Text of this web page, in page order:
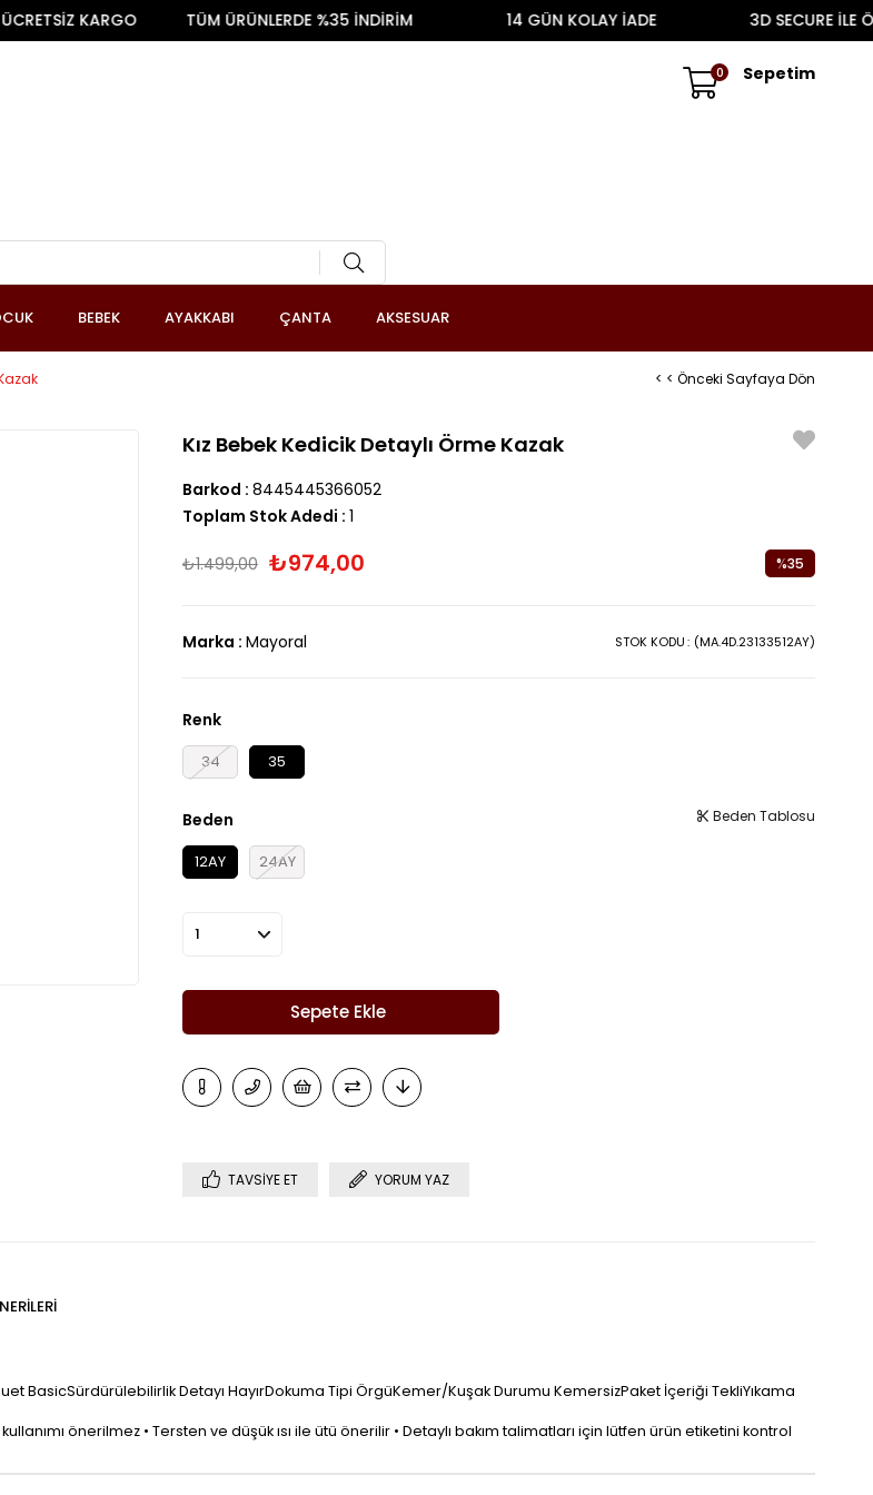
Sepetim
0
BEBEK AYAKKABI ÇANTA AKSESUAR
< < Önceki Sayfaya Dön
Kız Bebek Kedicik Detaylı Örme Kazak
Barkod : 8445445366052
Toplam Stok Adedi : 1
₺1.499,00 ₺974,00 %35
(MA.4D.23133512AY)
STOK KODU
Marka : Mayoral
Renk
34 35
Beden
12AY 24AY
Beden Tablosu
TAVSIYE ET YORUM YAZ
BasicSürdürülebilirlik Detayı HayırDokuma Tipi ÖrgüKemer/Kuşak Durumu KemersizPaket İçeriği TekliYıkama
önerilmez • Tersten ve düşük ısı ile ütü önerilir • Detaylı bakım talimatları için lütfen ürün etiketini kontrol
KARGO TÜM ÜRÜNLERDE %35 İNDİRİM 14 GÜN KOLAY İADE 3D SECURE İLE